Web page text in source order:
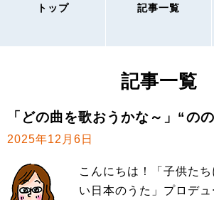
トップ 記事一覧
記事一覧
「どの曲を歌おうかな～」“の
2025年12月6日
こんにちは！「子供た
い日本のうた」プロデ